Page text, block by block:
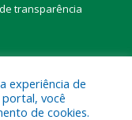
transparência
experiência de
você
de cookies.